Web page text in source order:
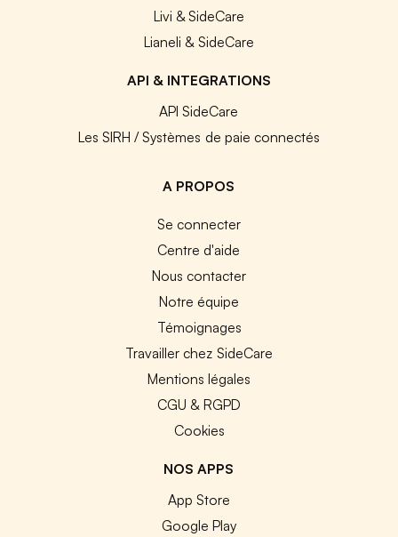
Livi & SideCare
Lianeli & SideCare
API & INTEGRATIONS
API SideCare
Les SIRH / Systèmes de paie connectés
A PROPOS
Se connecter
Centre d'aide
Nous contacter
Notre équipe
Témoignages
Travailler chez SideCare
Mentions légales
CGU & RGPD
Cookies
NOS APPS
App Store
Google Play